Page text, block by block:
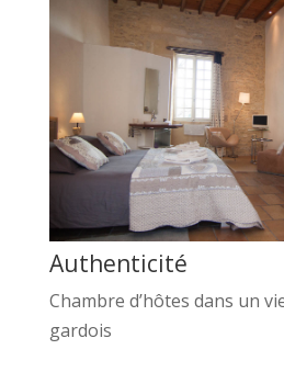
Authenticité
Chambre d’hôtes dans un
gardois